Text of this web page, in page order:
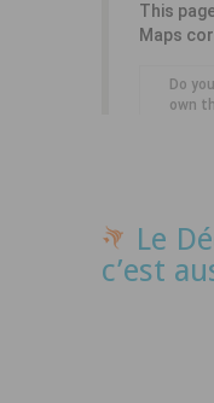
This
Maps
Do you
own
Le
c’est